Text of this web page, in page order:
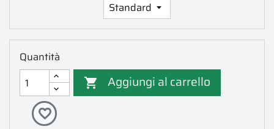
Quantità
 Aggiungi al carrello
favorite_border